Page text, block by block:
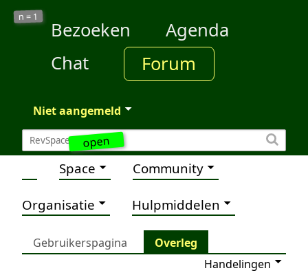
open
n = 1
Bezoeken
Agenda
Chat
Forum
Niet aangemeld
Space Community
Organisatie Hulpmiddelen
Gebruikerspagina
Overleg
Handelingen